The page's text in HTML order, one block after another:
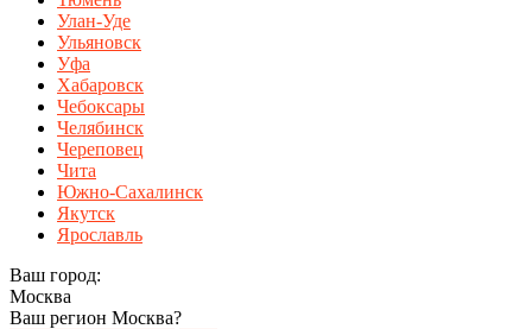
Улан-Уде
Ульяновск
Уфа
Хабаровск
Чебоксары
Челябинск
Череповец
Чита
Южно-Сахалинск
Якутск
Ярославль
Ваш город:
Москва
Ваш регион Москва?